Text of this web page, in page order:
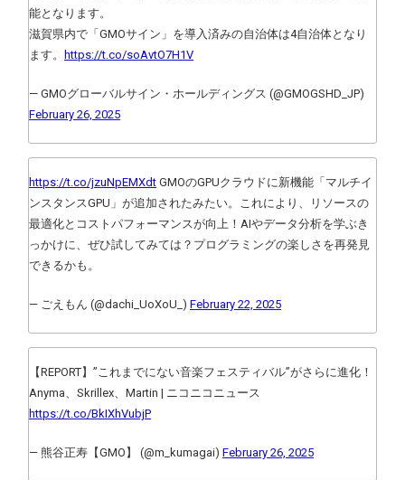
能となります。
滋賀県内で「GMOサイン」を導入済みの自治体は4自治体となり
ます。
https://t.co/soAvtO7H1V
— GMOグローバルサイン・ホールディングス (@GMOGSHD_JP)
February 26, 2025
https://t.co/jzuNpEMXdt GMOのGPUクラウドに新機能「マルチイ
ンスタンスGPU」が追加されたみたい。これにより、リソースの
最適化とコストパフォーマンスが向上！AIやデータ分析を学ぶき
っかけに、ぜひ試してみては？プログラミングの楽しさを再発見
できるかも。
— ごえもん (@dachi_UoXoU_) February 22, 2025
【REPORT】”これまでにない音楽フェスティバル”がさらに進化！
Anyma、Skrillex、Martin | ニコニコニュース
https://t.co/BkIXhVubjP
— 熊谷正寿【GMO】 (@m_kumagai) February 26, 2025